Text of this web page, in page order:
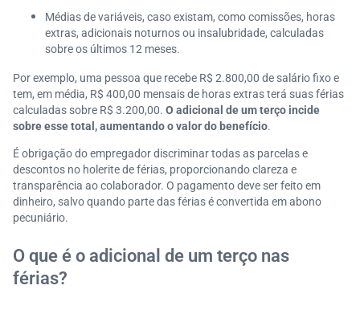
Médias de variáveis, caso existam, como comissões, horas
extras, adicionais noturnos ou insalubridade, calculadas
sobre os últimos 12 meses.
Por exemplo, uma pessoa que recebe R$ 2.800,00 de salário fixo e
tem, em média, R$ 400,00 mensais de horas extras terá suas férias
calculadas sobre R$ 3.200,00. O adicional de um terço incide
sobre esse total, aumentando o valor do benefício.
É obrigação do empregador discriminar todas as parcelas e
descontos no holerite de férias, proporcionando clareza e
transparência ao colaborador. O pagamento deve ser feito em
dinheiro, salvo quando parte das férias é convertida em abono
pecuniário.
O que é o adicional de um terço nas
férias?